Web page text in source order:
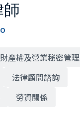
產權及營業秘密管理
法律顧問諮詢
勞資關係